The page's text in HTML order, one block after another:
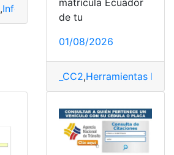
,Información ,Instalar,SRI
matrícula Ecuador
de tu
01/08/2026
_CC2,Herramientas